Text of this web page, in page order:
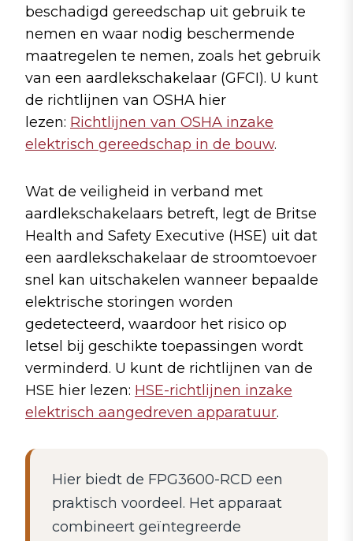
beschadigd gereedschap uit gebruik te
nemen en waar nodig beschermende
maatregelen te nemen, zoals het gebruik
van een aardlekschakelaar (GFCI). U kunt
de richtlijnen van OSHA hier
lezen: Richtlijnen van OSHA inzake
elektrisch gereedschap in de bouw.
Wat de veiligheid in verband met
aardlekschakelaars betreft, legt de Britse
Health and Safety Executive (HSE) uit dat
een aardlekschakelaar de stroomtoevoer
snel kan uitschakelen wanneer bepaalde
elektrische storingen worden
gedetecteerd, waardoor het risico op
letsel bij geschikte toepassingen wordt
verminderd. U kunt de richtlijnen van de
HSE hier lezen: HSE-richtlijnen inzake
elektrisch aangedreven apparatuur.
Hier biedt de FPG3600-RCD een
praktisch voordeel. Het apparaat
combineert geïntegreerde